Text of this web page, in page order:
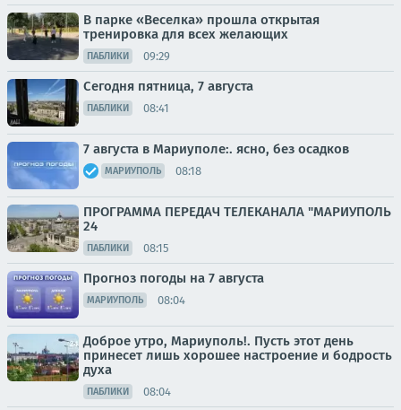
В парке «Веселка» прошла открытая
тренировка для всех желающих
ПАБЛИКИ 09:29
Сегодня пятница, 7 августа
ПАБЛИКИ 08:41
7 августа в Мариуполе:. ясно, без осадков
МАРИУПОЛЬ 08:18
ПРОГРАММА ПЕРЕДАЧ ТЕЛЕКАНАЛА "МАРИУПОЛЬ
24
ПАБЛИКИ 08:15
Прогноз погоды на 7 августа
МАРИУПОЛЬ 08:04
Доброе утро, Мариуполь!. Пусть этот день
принесет лишь хорошее настроение и бодрость
духа
ПАБЛИКИ 08:04